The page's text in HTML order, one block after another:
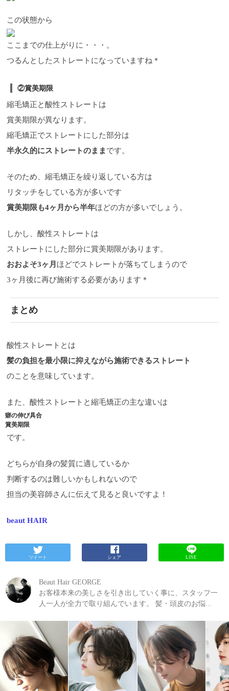
この状態から
ここまでの仕上がりに・・・。
つるんとしたストレートになっていますね＊
②賞美期限
縮毛矯正と酸性ストレートは
賞美期限が異なります。
縮毛矯正でストレートにした部分は
半永久的にストレートのままです。
そのため、縮毛矯正を繰り返している方は
リタッチをしている方が多いです
賞美期限も4ヶ月から半年ほどの方が多いでしょう。
しかし、酸性ストレートは
ストレートにした部分に賞美期限があります。
おおよそ3ヶ月 ほどでストレートが落ちてしまうので
3ヶ月後に再び施術する必要があります＊
まとめ
酸性ストレートとは
髪の負担を最小限に抑えながら施術できるストレート
のことを意味しています。
また、酸性ストレートと縮毛矯正の主な違いは
癖の伸び具合
賞美期限
です。
どちらが自身の髪質に適しているか
判断するのは難しいかもしれないので
担当の美容師さんに伝えて見ると良いですよ！
beaut HAIR
ツイート シェア LINE
Beaut Hair GEORGE
お客様本来の美しさを引き出していく事に、スタッフ一
人一人が全力で取り組んでいます。 髪・頭皮のお悩...